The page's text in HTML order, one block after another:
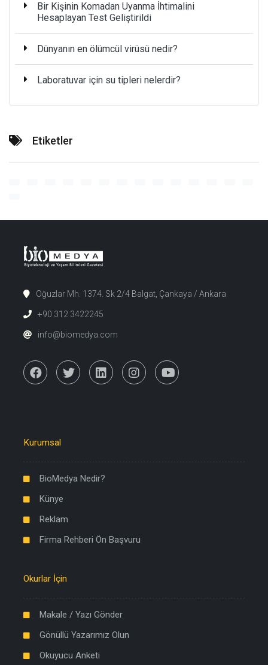
Bir Kişinin Komadan Uyanma İhtimalini
Hesaplayan Test Geliştirildi
Dünyanın en ölümcül virüsü nedir?
Laboratuvar için su tipleri nelerdir?
Etiketler
Oğuzlar Mh. 1374. Sk 2/4 Balgat, Çankaya / Ankara
+90 312 3422245
info@biomedya.com
Kurumsal
BioMedya Nedir?
Künye
Reklam
Firma Rehberi Ön Başvuru
Okurlar İçin
Makale / Yazı Gönder
Gönüllü Yazarımız Olun
Okuyucu Anketi